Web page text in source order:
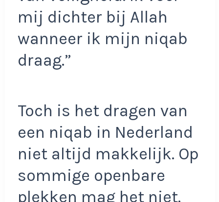
mij dichter bij Allah
wanneer ik mijn niqab
draag.”
Toch is het dragen van
een niqab in Nederland
niet altijd makkelijk. Op
sommige openbare
plekken mag het niet.